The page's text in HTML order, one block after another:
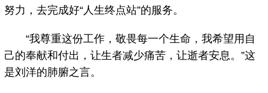
努力，去完成好“人生终点站”的服务。
“我尊重这份工作，敬畏每一个生命，我希望用自
己的奉献和付出，让生者减少痛苦，让逝者安息。”这
是刘洋的肺腑之言。